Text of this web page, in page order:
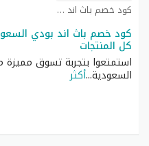
كود خصم باث اند بودي كوبون
كل المنتجات
استمتعوا بتجربة تسوق
السعودية...أكثر